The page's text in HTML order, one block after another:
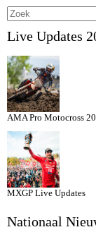
resultaten
Live Updates
AMA Pro Motocross
MXGP Live Updates
Nationaal